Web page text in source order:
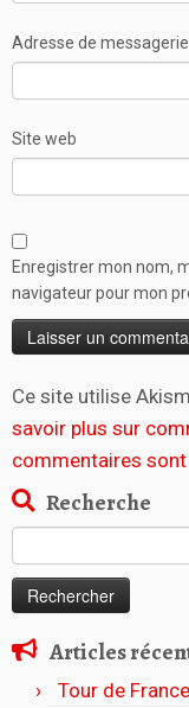
Adresse de messagerie
Site web
Enregistrer mon nom,
navigateur pour mon
Ce site utilise
savoir plus sur
commentaires
Recherche
Articles
Tour de